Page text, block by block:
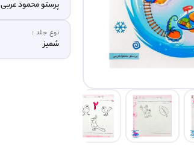
پرستو محمود عربی
نوع جلد :
شمیز